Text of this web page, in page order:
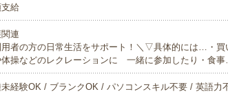
給
連
用者の方の日常生活をサポート！＼▽具体的には…・買
体操などのレクレーションに 一緒に参加したり・食
経験OK / ブランクOK / パソコンスキル不要 / 英語力